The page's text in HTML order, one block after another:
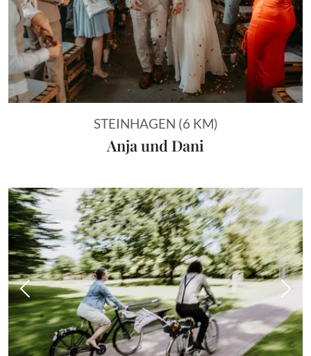
STEINHAGEN (6 KM)
Anja und Dani
Vorheriges Bild